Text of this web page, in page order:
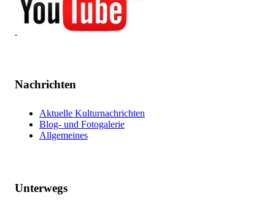
Nachrichten
Aktuelle Kulturnachrichten
Blog- und Fotogalerie
Allgemeines
Unterwegs